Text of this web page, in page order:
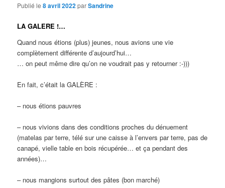
Publié le8 avril 2022parSandrine
LA GALERE !…
Quand nous étions (plus) jeunes, nous avions une vie
complètement différente d’aujourd’hui…
… on peut même dire qu’on ne voudrait pas y retourner :-)))
En fait, c’était la GALÈRE :
– nous étions pauvres
– nous vivions dans des conditions proches du dénuement
(matelas par terre, télé sur une caisse à l’envers par terre, pas de
canapé, vielle table en bois récupérée… et ça pendant des
années)…
– nous mangions surtout des pâtes (bon marché)